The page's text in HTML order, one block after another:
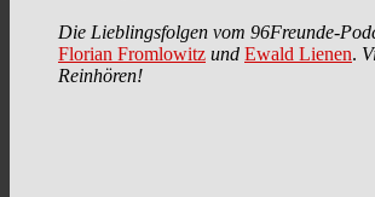
Die Lieblingsfolgen vom 96Freunde-
Florian Fromlowitz und Ewald Lienen.
Reinhören!